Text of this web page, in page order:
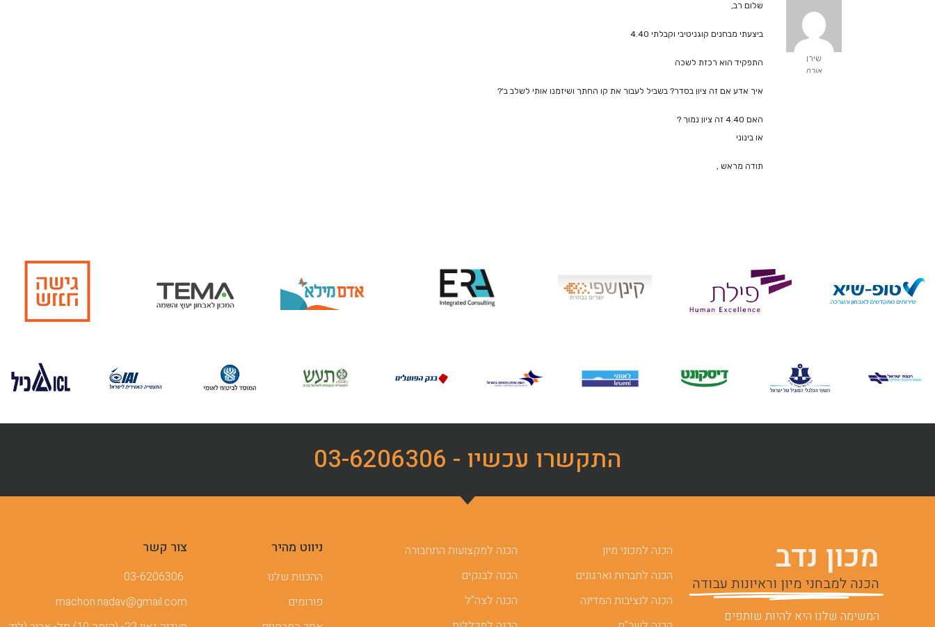
שירן
אורח
שלום רב,
ביצעתי מבחנים קוגניטיבי וקבלתי 4.40
התפקיד הוא רכזת לשכה
איך אדע אם זה ציון בסדר? בשביל לעבור את קו החתך ושיזמנו אותי לשלב ב'?
האם 4.40 זה ציון נמוך ?
או בינוני
תודה מראש ,
התקשרו עכשיו - 03-6206306
מכון נדב
הכנה למבחני מיון וראיונות עבודה
המשימה שלנו היא להיות שותפים
הכנה למכוני מיון
הכנה לחברות וארגונים
הכנה לנציבות המדינה
הכנה למקצועות התחבורה
הכנה לבנקים
הכנה לצה”ל
ניווט מהיר
ההכנות שלנו
פורומים
צור קשר
03-6206306
machon.nadav@gmail.com